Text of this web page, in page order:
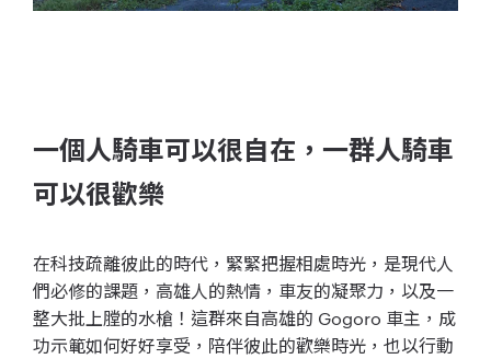
一個人騎車可以很自在，一群人騎車
可以很歡樂
在科技疏離彼此的時代，緊緊把握相處時光，是現代人
們必修的課題，高雄人的熱情，車友的凝聚力，以及一
整大批上膛的水槍！這群來自高雄的 Gogoro 車主，成
功示範如何好好享受，陪伴彼此的歡樂時光，也以行動